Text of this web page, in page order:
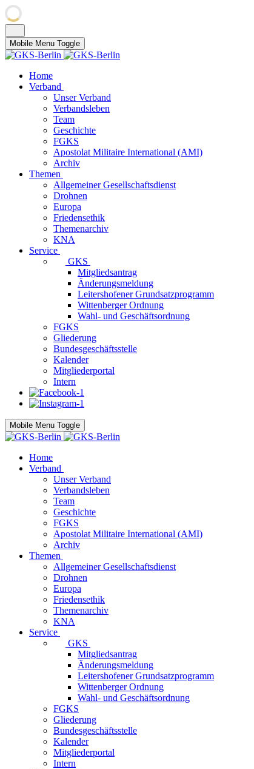
Mobile Menu Toggle
Home
Verband
Unser Verband
Verbandsleben
Team
Geschichte
FGKS
Apostolat Militaire International (AMI)
Archiv
Themen
Allgemeiner Gesellschaftsdienst
Drohnen
Europa
Friedensethik
Themenarchiv
KNA
Service
GKS
Mitgliedsantrag
Änderungsmeldung
Leitershofener Grundsatzprogramm
Wittenberger Ordnung
Wahl- und Geschäftsordnung
FGKS
Gliederung
Bundesgeschäftsstelle
Kalender
Mitgliederportal
Intern
Mobile Menu Toggle
Home
Verband
Unser Verband
Verbandsleben
Team
Geschichte
FGKS
Apostolat Militaire International (AMI)
Archiv
Themen
Allgemeiner Gesellschaftsdienst
Drohnen
Europa
Friedensethik
Themenarchiv
KNA
Service
GKS
Mitgliedsantrag
Änderungsmeldung
Leitershofener Grundsatzprogramm
Wittenberger Ordnung
Wahl- und Geschäftsordnung
FGKS
Gliederung
Bundesgeschäftsstelle
Kalender
Mitgliederportal
Intern